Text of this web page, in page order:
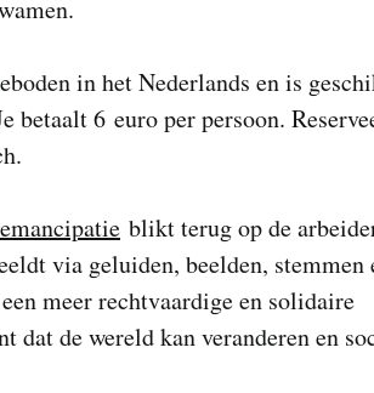
in het Nederlands en is
betaalt 6 euro per persoon.
blikt terug op de
via geluiden, beelden, stemmen
meer rechtvaardige en solidaire
dat de wereld kan veranderen en